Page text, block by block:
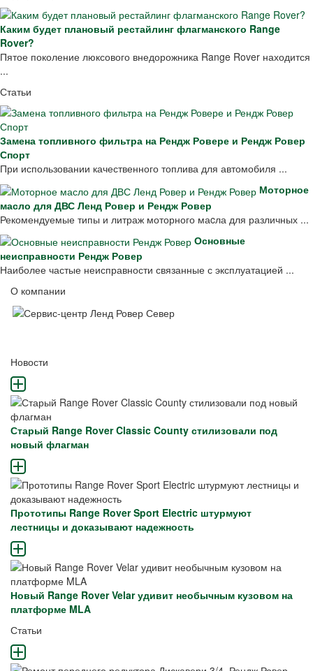
Каким будет плановый рестайлинг флагманского Range
Rover?
Пятое поколение люксового внедорожника Range Rover находится
...
Статьи
Замена топливного фильтра на Рендж Ровере и Рендж Ровер
Спорт
При использовании качественного топлива для автомобиля ...
Моторное
масло для ДВС Ленд Ровер и Рендж Ровер
Рекомендуемые типы и литраж моторного маcла для различных ...
Основные
неисправности Рендж Ровер
Наиболее частые неисправности связанные с эксплуатацией ...
О компании
Новости
Старый Range Rover Classic County стилизовали под
новый флагман
Прототипы Range Rover Sport Electric штурмуют
лестницы и доказывают надежность
Новый Range Rover Velar удивит необычным кузовом на
платформе MLA
Статьи